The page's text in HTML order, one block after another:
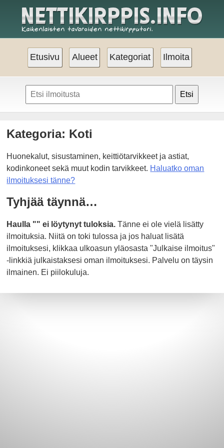
Etusivu Alueet Kategoriat Ilmoita
Etsi
Kategoria: Koti
Huonekalut, sisustaminen, keittiötarvikkeet ja astiat,
kodinkoneet sekä muut kodin tarvikkeet. Haluatko oman
ilmoituksesi tänne?
Tyhjää täynnä…
Haulla "" ei löytynyt tuloksia. Tänne ei ole vielä lisätty
ilmoituksia. Niitä on toki tulossa ja jos haluat lisätä
ilmoituksesi, klikkaa ulkoasun yläosasta "Julkaise ilmoitus"
-linkkiä julkaistaksesi oman ilmoituksesi. Palvelu on täysin
ilmainen. Ei piilokuluja.